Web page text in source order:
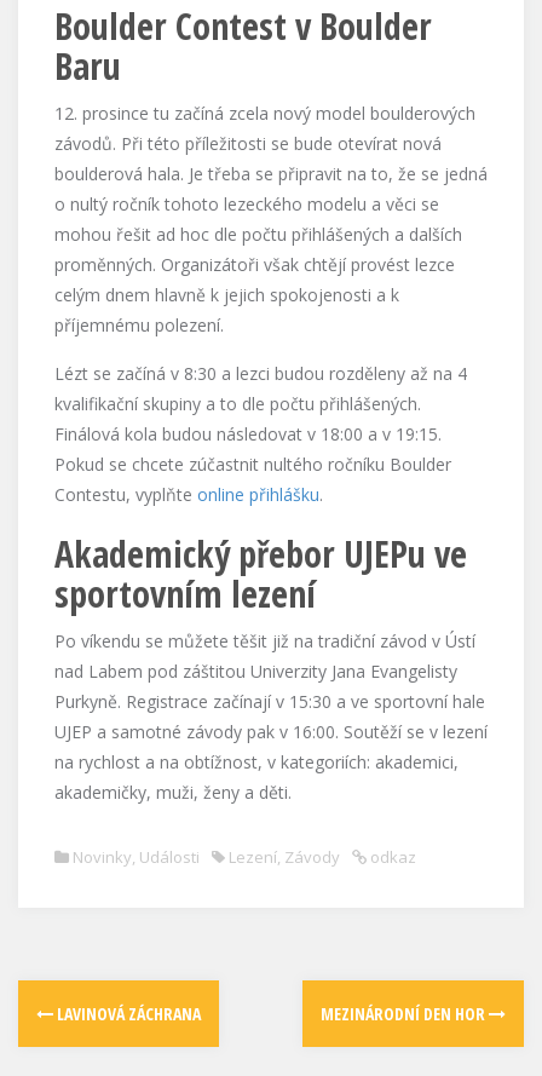
Boulder Contest v Boulder
Baru
12. prosince tu začíná zcela nový model boulderových
závodů. Při této příležitosti se bude otevírat nová
boulderová hala. Je třeba se připravit na to, že se jedná
o nultý ročník tohoto lezeckého modelu a věci se
mohou řešit ad hoc dle počtu přihlášených a dalších
proměnných. Organizátoři však chtějí provést lezce
celým dnem hlavně k jejich spokojenosti a k
příjemnému polezení.
Lézt se začíná v 8:30 a lezci budou rozděleny až na 4
kvalifikační skupiny a to dle počtu přihlášených.
Finálová kola budou následovat v 18:00 a v 19:15.
Pokud se chcete zúčastnit nultého ročníku Boulder
Contestu, vyplňte online přihlášku.
Akademický přebor UJEPu ve
sportovním lezení
Po víkendu se můžete těšit již na tradiční závod v Ústí
nad Labem pod záštitou Univerzity Jana Evangelisty
Purkyně. Registrace začínají v 15:30 a ve sportovní hale
UJEP a samotné závody pak v 16:00. Soutěží se v lezení
na rychlost a na obtížnost, v kategoriích: akademici,
akademičky, muži, ženy a děti.
Novinky, Události Lezení, Závody odkaz
LAVINOVÁ ZÁCHRANA MEZINÁRODNÍ DEN HOR